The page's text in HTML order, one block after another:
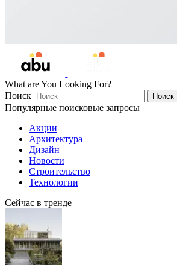
What are You Looking For?
Поиск
Поиск
Популярные поисковые запросы
Акции
Архитектура
Дизайн
Новости
Строительство
Технологии
Сейчас в тренде